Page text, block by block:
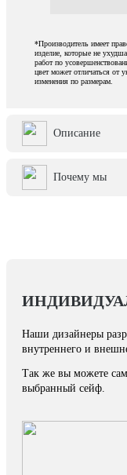
*Производитель имеет
изделие, которые не
работ по
цвет может отличаться от
изменения по размерам.
Описание
Почему мы
Наши дизайнеры
внутреннего и
Так же вы можете
выбранный сейф.